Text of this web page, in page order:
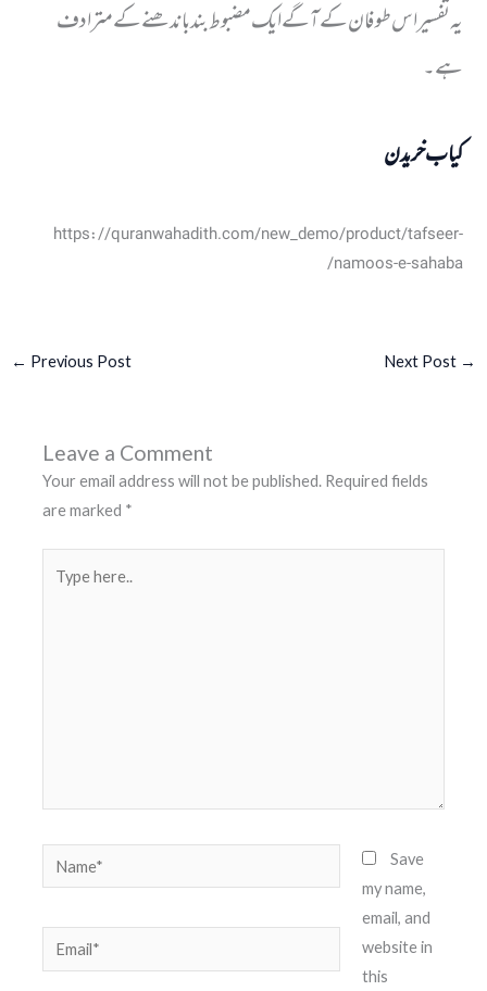
یہ تفسیر اس طوفان کے آگے ایک مضبوط بند باندھنے کے مترادف
ہے۔
کیاب خریدن
https://quranwahadith.com/new_demo/product/tafseer-
namoos-e-sahaba/
← Previous Post Next Post →
Leave a Comment
Your email address will not be published. Required fields
are marked *
here..
Name*
Email*
Save
my name,
email, and
website in
this